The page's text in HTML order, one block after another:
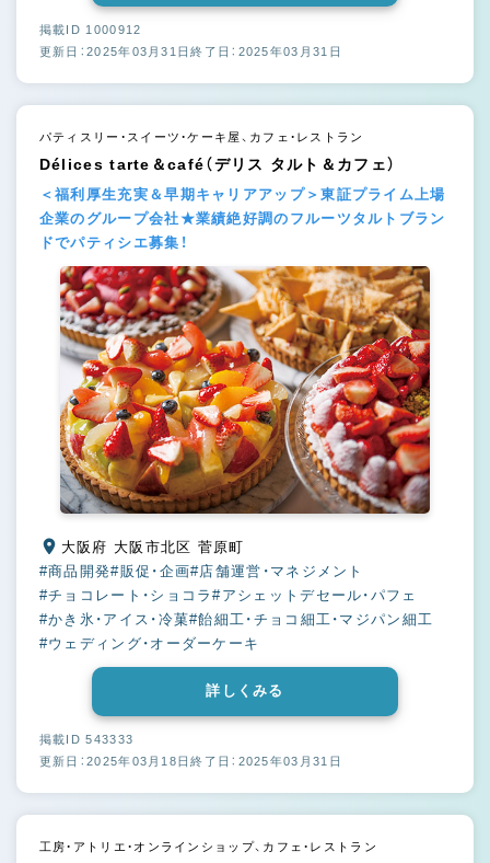
掲載ID 1000912
更新日：2025年03月31日終了日：2025年03月31日
パティスリー・スイーツ・ケーキ屋、カフェ・レストラン
Délices tarte＆café（デリス タルト＆カフェ）
＜福利厚生充実＆早期キャリアアップ＞東証プライム上場
企業のグループ会社★業績絶好調のフルーツタルトブラン
ドでパティシエ募集！
大阪府 大阪市北区 菅原町
#商品開発#販促・企画#店舗運営・マネジメント
#チョコレート・ショコラ#アシェットデセール・パフェ
#かき氷・アイス・冷菓#飴細工・チョコ細工・マジパン細工
#ウェディング・オーダーケーキ
詳しくみる
掲載ID 543333
更新日：2025年03月18日終了日：2025年03月31日
工房・アトリエ・オンラインショップ、カフェ・レストラン